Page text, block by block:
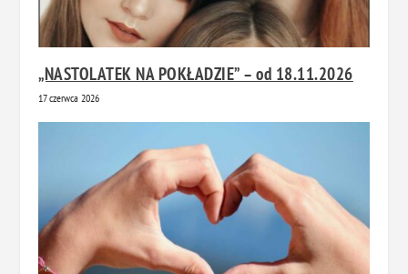
„NASTOLATEK NA POKŁADZIE” – od 18.11.2026
17 czerwca 2026